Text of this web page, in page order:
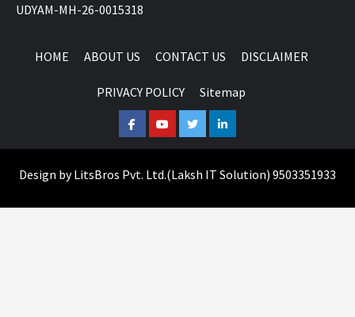
UDYAM-MH-26-0015318
HOME ABOUT US CONTACT US DISCLAIMER
PRIVACY POLICY Sitemap
FacebookYoutubeTwitterLinkedin
Design byLitsBros Pvt. Ltd.(Laksh IT Solution) 9503351933